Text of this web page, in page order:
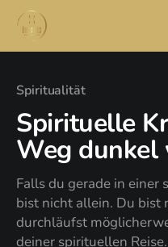
Spiritualität
Spirituelle
Weg dunkel
Falls du gerade in einer
bist nicht allein. Du bist
durchläufst
deiner spirituellen Reise.